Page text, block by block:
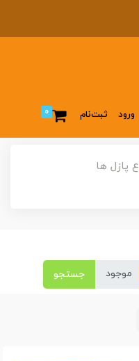
ورود ثبت‌نام 0
پازل ها
موجود جستجو